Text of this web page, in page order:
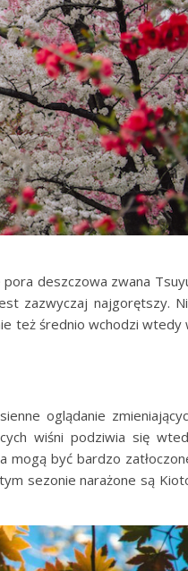
deszczowa zwana
zazwyczaj najgorętszy.
też średnio wchodzi wtedy
oglądanie
wiśni podziwia się
mogą być bardzo
sezonie narażone są